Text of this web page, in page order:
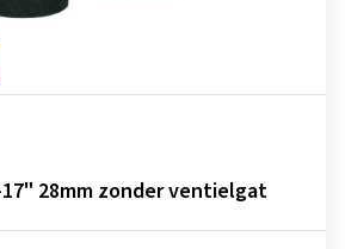
28mm zonder ventielgat